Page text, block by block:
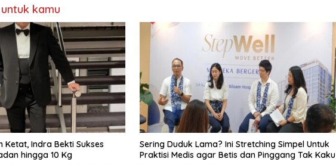
kamu
Ketat, Indra Bekti Sukses
hingga 10 Kg
Sering Duduk Lama? Ini Stretching Simpel Untuk
Praktisi Medis agar Betis dan Pinggang Tak Kaku